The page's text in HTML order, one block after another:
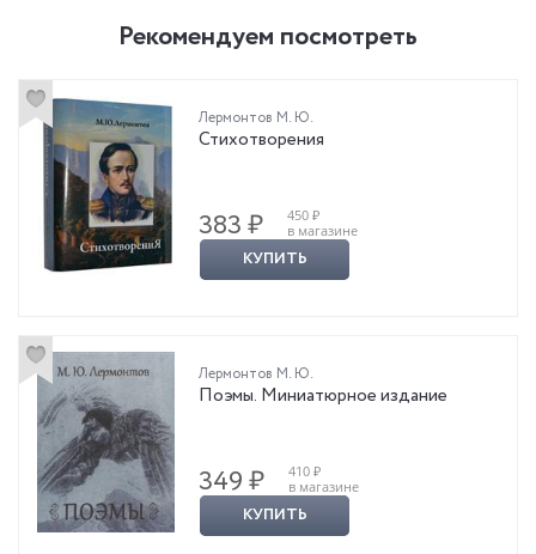
Рекомендуем посмотреть
Лермонтов М. Ю.
Стихотворения
383 ₽
450 ₽
в магазине
КУПИТЬ
Лермонтов М. Ю.
Поэмы. Миниатюрное издание
349 ₽
410 ₽
в магазине
КУПИТЬ